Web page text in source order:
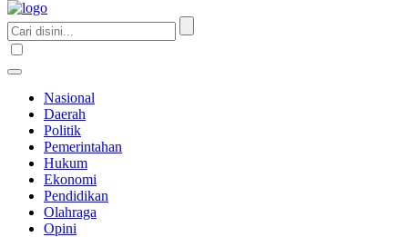
Nasional
Daerah
Politik
Pemerintahan
Hukum
Ekonomi
Pendidikan
Olahraga
Opini